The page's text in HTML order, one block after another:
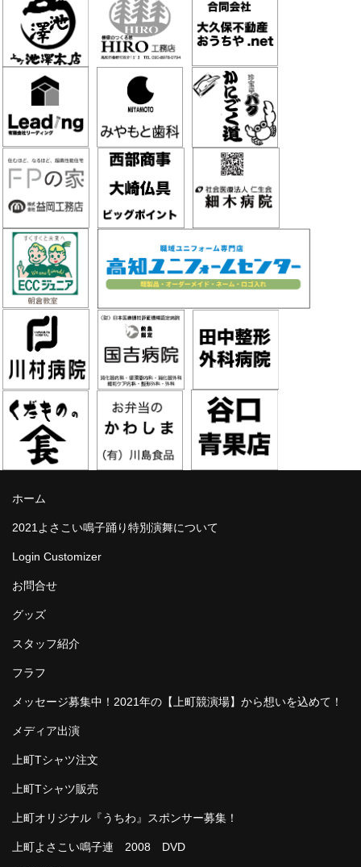
ホーム
2021よさこい鳴子踊り特別演舞について
Login Customizer
お問合せ
グッズ
スタッフ紹介
フラフ
メッセージ募集中！2021年の【上町競演場】から想いを込めて！
メディア出演
上町Tシャツ注文
上町Tシャツ販売
上町オリジナル『うちわ』スポンサー募集！
上町よさこい鳴子連 2008 DVD